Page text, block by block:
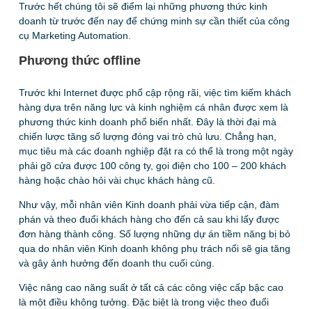
Trước hết chúng tôi sẽ điểm lại những phương thức kinh
doanh từ trước đến nay để chứng minh sự cần thiết của công
cụ Marketing Automation.
Phương thức offline
Trước khi Internet được phổ cập rộng rãi, việc tìm kiếm khách
hàng dựa trên năng lực và kinh nghiệm cá nhân được xem là
phương thức kinh doanh phổ biến nhất. Đây là thời đại mà
chiến lược tăng số lượng đóng vai trò chủ lưu. Chẳng hạn,
mục tiêu mà các doanh nghiệp đặt ra có thể là trong một ngày
phải gõ cửa được 100 công ty, gọi điện cho 100 – 200 khách
hàng hoặc chào hỏi vài chục khách hàng cũ.
Như vậy, mỗi nhân viên Kinh doanh phải vừa tiếp cận, đàm
phán và theo đuổi khách hàng cho đến cả sau khi lấy được
đơn hàng thành công. Số lượng những dự án tiềm năng bị bỏ
qua do nhân viên Kinh doanh không phụ trách nổi sẽ gia tăng
và gây ảnh hưởng đến doanh thu cuối cùng.
Việc nâng cao năng suất ở tất cả các công việc cấp bậc cao
là một điều không tưởng. Đặc biệt là trong việc theo đuổi